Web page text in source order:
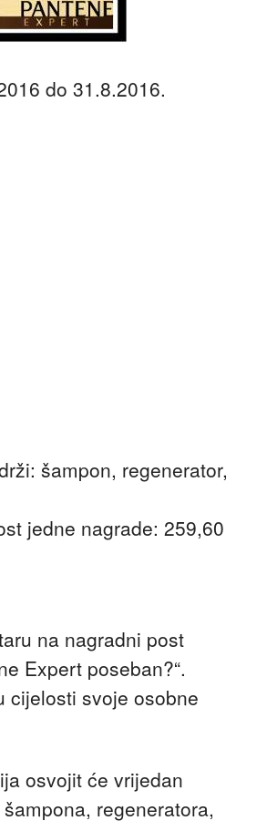
do 31.8.2016.
šampon, regenerator,
jedne nagrade: 259,60
na nagradni post
Expert poseban?“.
cijelosti svoje osobne
osvojit će vrijedan
regeneratora,